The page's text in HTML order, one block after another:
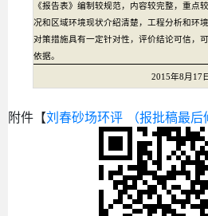
《报告表》编制较规范，内容较完整，重点
况和区域环境现状介绍清楚，工程分析和环
对策措施具有一定针对性，评价结论可信，
依据。
2015年8月 17日
附件【刘春砂场环评 （报批稿最后